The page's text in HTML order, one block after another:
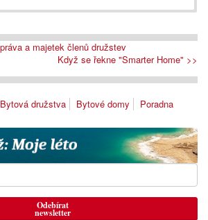
a majetek členů družstev
Když se řekne "Smarter Home" >>
Bytová družstva Bytové domy Poradna
Odebírat
newsletter